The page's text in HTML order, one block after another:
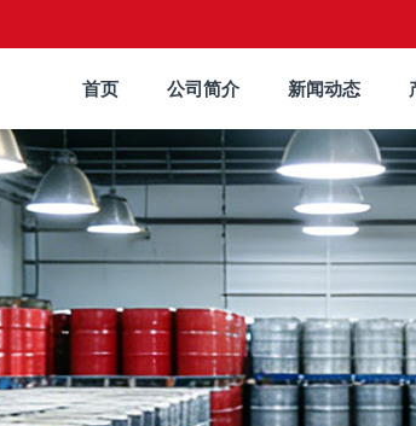
首页 公司简介 新闻动态